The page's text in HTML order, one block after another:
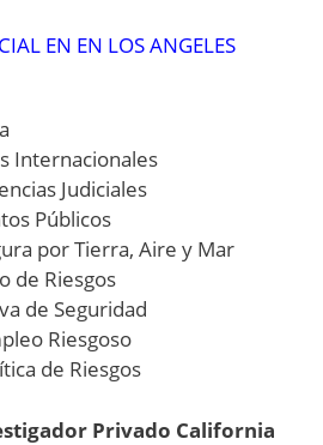
EN EN LOS ANGELES
Internacionales
Judiciales
Públicos
por Tierra, Aire y Mar
de Riesgos
de Seguridad
Riesgoso
de Riesgos
Privado California